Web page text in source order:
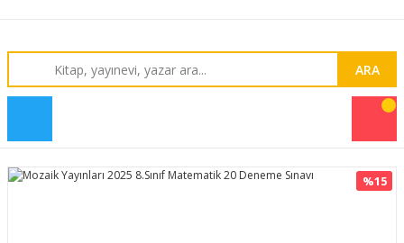
ARA
%15